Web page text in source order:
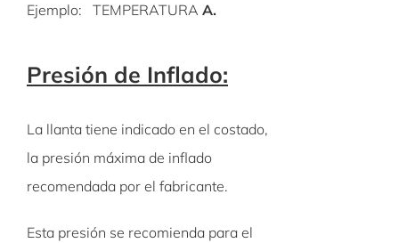
Ejemplo: TEMPERATURA A.
Presión de Inflado:
La llanta tiene indicado en el costado,
la presión máxima de inflado
recomendada por el fabricante.
Esta presión se recomienda para el